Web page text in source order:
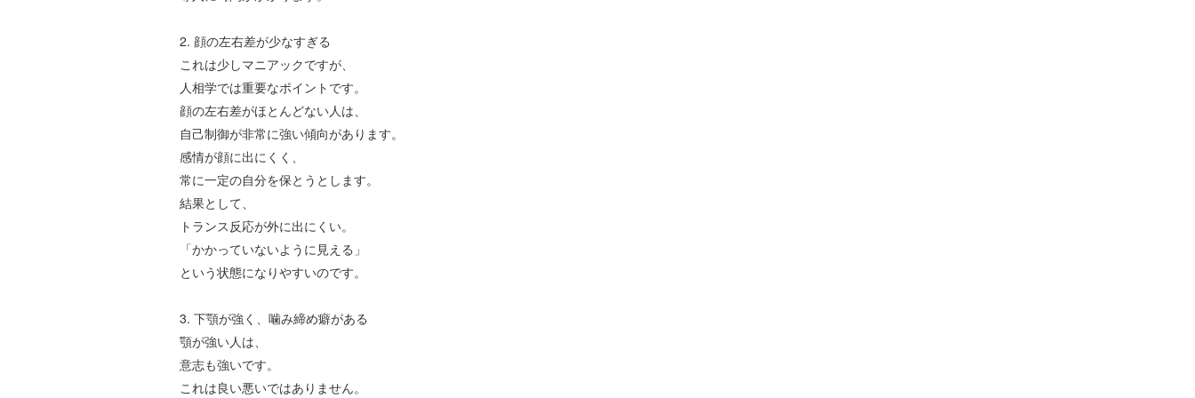
2. 顔の左右差が少なすぎる
これは少しマニアックですが、
人相学では重要なポイントです。
顔の左右差がほとんどない人は、
自己制御が非常に強い傾向があります。
感情が顔に出にくく、
常に一定の自分を保とうとします。
結果として、
トランス反応が外に出にくい。
「かかっていないように見える」
という状態になりやすいのです。
3. 下顎が強く、噛み締め癖がある
顎が強い人は、
意志も強いです。
これは良い悪いではありません。